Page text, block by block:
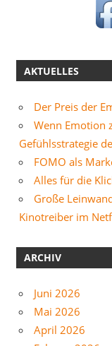
AKTUELLES
Der Preis der
Wenn Emotion
Gefühlsstrategie
FOMO als
Alles für die
Große
Kinotreiber im
ARCHIV
Juni 2026
Mai 2026
April 2026